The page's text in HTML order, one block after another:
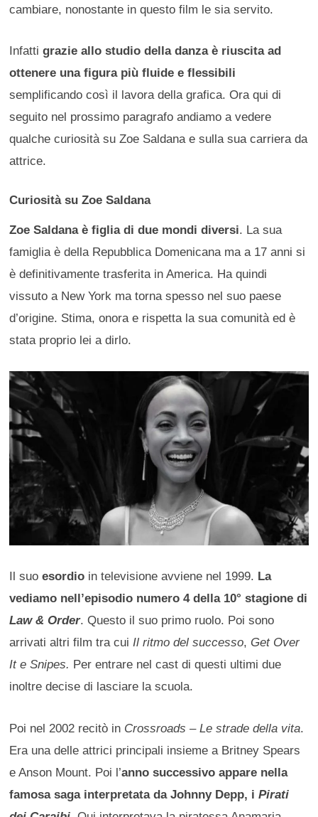
cambiare, nonostante in questo film le sia servito.
Infattigrazie allo studio della danza è riuscita ad
ottenere una figura più fluide e flessibili
semplificando così il lavora della grafica. Ora qui di
seguito nel prossimo paragrafo andiamo a vedere
qualche curiosità su Zoe Saldana e sulla sua carriera da
attrice.
Curiosità su Zoe Saldana
Zoe Saldana è figlia di due mondi diversi. La sua
famiglia è della Repubblica Domenicana ma a 17 anni si
è definitivamente trasferita in America. Ha quindi
vissuto a New York ma torna spesso nel suo paese
d’origine. Stima, onora e rispetta la sua comunità ed è
stata proprio lei a dirlo.
Il suoesordio in televisione avviene nel 1999. La
vediamo nell’episodio numero 4 della 10° stagione di
Law & Order. Questo il suo primo ruolo. Poi sono
arrivati altri film tra cui Il ritmo del successo, Get Over
It e Snipes. Per entrare nel cast di questi ultimi due
inoltre decise di lasciare la scuola.
Poi nel 2002 recitò in Crossroads – Le strade della vita.
Era una delle attrici principali insieme a Britney Spears
e Anson Mount. Poi l’anno successivo appare nella
famosa saga interpretata da Johnny Depp, iPirati